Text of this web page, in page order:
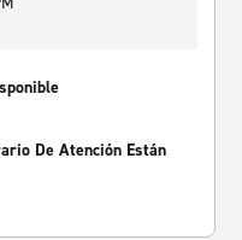
De Atención Están